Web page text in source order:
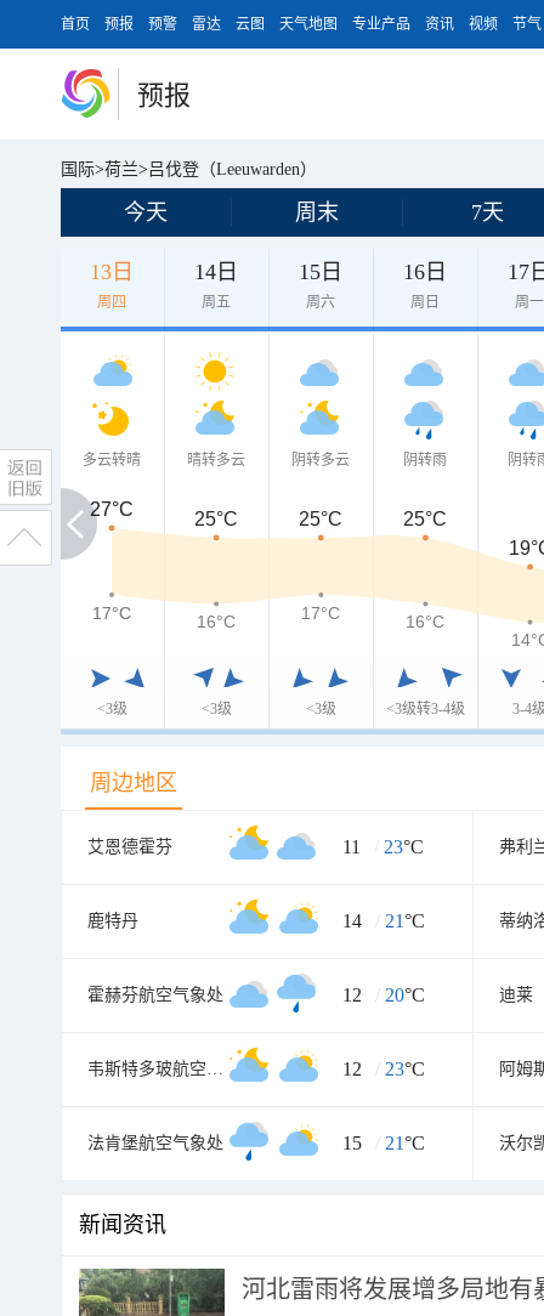
首页 预报 预警 雷达 云图 天气地图 专业产品 资讯 视频 节气
预报
国际>荷兰>吕伐登（Leeuwarden）
今天 周末 7天
13日
周四
14日
周五
15日
周六
16日
周日
17
周一
多云转晴
<3级
晴转多云
<3级
阴转多云
<3级
阴转雨
<3级转3-4级
阴转
3-4
27°C
27°C 25°C 25°C
25°C
17°C
17°C 16°C 17°C
16°C
周边地区
艾恩德霍芬 11 / 23°C 弗利
鹿特丹 14 / 21°C 蒂纳
霍赫芬航空气象处 12 / 20°C 迪莱
韦斯特多玻航空气象处 12 / 23°C 阿姆
法肯堡航空气象处 15 / 21°C 沃尔
新闻资讯
河北雷雨将发展增多局地有